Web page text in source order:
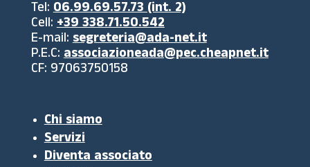
Tel:06.99.69.57.73 (int. 2)
Cell:+39 338.71.50.542
E-mail:segreteria@ada-net.it
P.E.C:associazioneada@pec.cheapnet.it
CF: 97063750158
Chi siamo
Servizi
Diventa associato